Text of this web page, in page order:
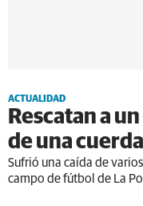
ACTUALIDAD
Rescatan a
de una
Sufrió una caída de
campo de fútbol de La